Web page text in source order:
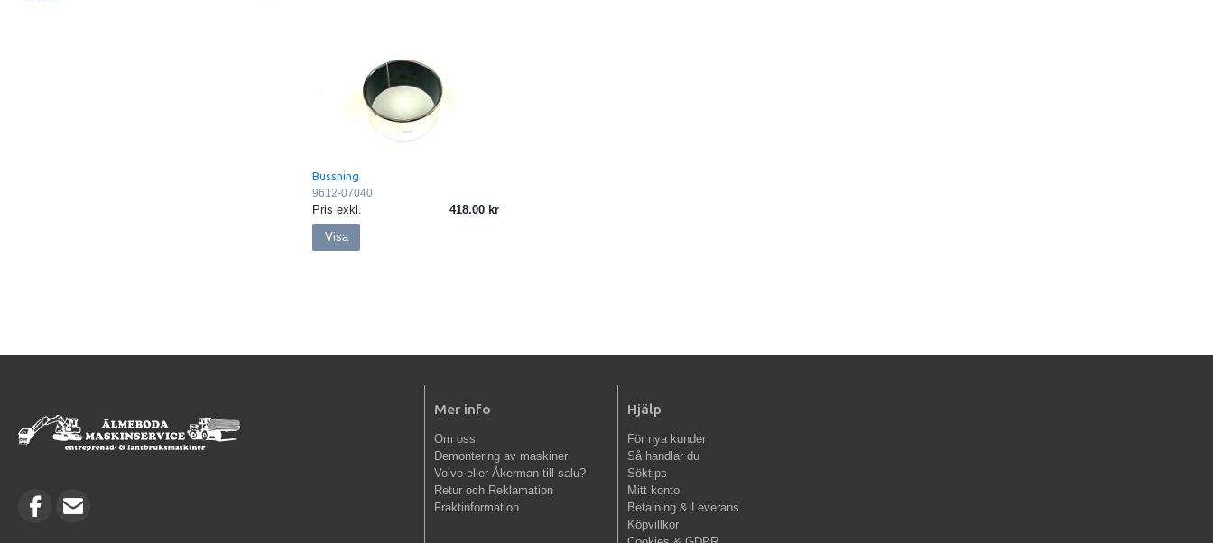
Bussning
9612-07040
Pris exkl. 418.00
Visa
Mer info
Om oss
Demontering av maskiner
Volvo eller Åkerman till salu?
Retur och Reklamation
Fraktinformation
Hjälp
För nya kunder
Så handlar du
Söktips
Mitt konto
Betalning & Leverans
Köpvillkor